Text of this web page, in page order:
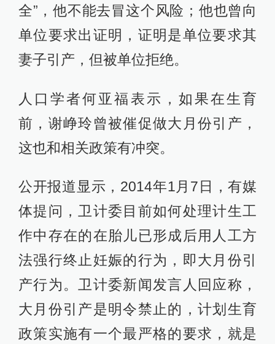
全”，他不能去冒这个风险；他也曾向
单位要求出证明，证明是单位要求其
妻子引产，但被单位拒绝。
人口学者何亚福表示，如果在生育
前，谢峥玲曾被催促做大月份引产，
这也和相关政策有冲突。
公开报道显示，2014年1月7日，有媒
体提问，卫计委目前如何处理计生工
作中存在的在胎儿已形成后用人工方
法强行终止妊娠的行为，即大月份引
产行为。卫计委新闻发言人回应称，
大月份引产是明令禁止的，计划生育
政策实施有一个最严格的要求，就是